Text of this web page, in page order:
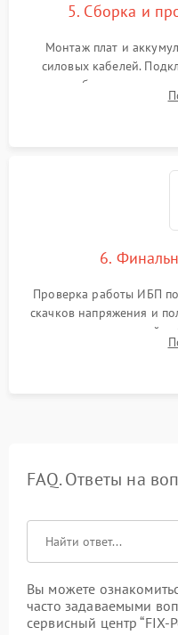
5. Сборка и
Монтаж плат и
силовых кабелей.
калибровки
срабатывания AVR и
6.
Проверка работы ИБП
скачков напряжения и
времени автономной
корректности
FAQ. Ответы на
Вы можете
часто задаваемыми
сервисный центр “FIX-